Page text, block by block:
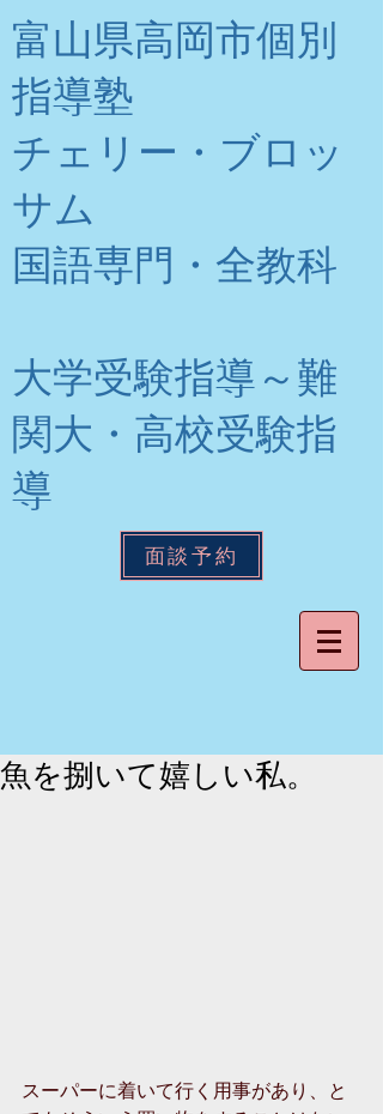
富山県高岡市個別
指導塾
チェリー・ブロッ
サム
​国語専門・全教科
大学受験指導～難
関大・高校受験指
導
面談予約
魚を捌いて嬉しい私。
スーパーに着いて行く用事があり、と